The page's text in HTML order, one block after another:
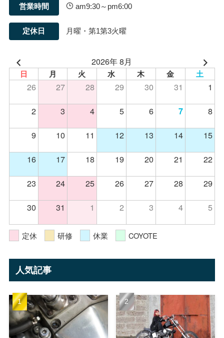
営業時間 am9:30～pm6:00
定休日 月曜・第1第3火曜
2026年 8月
日 月 火 水 木 金 土
26 27 28 29 30 31
1
2
3 4 5 6 7
8
9
10 11 12 13 14
15
16
17 18 19 20 21
22
23
24 25 26 27 28
29
30
31 1 2 3 4 5
定休 研修 休業 COYOTE
人気記事